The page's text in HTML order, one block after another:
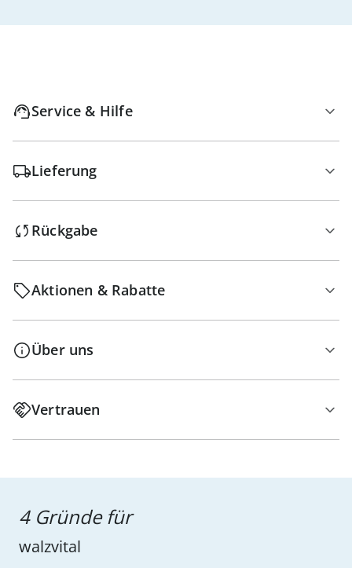
Service & Hilfe
Lieferung
Rückgabe
Aktionen & Rabatte
Über uns
Vertrauen
4 Gründe für
walzvital